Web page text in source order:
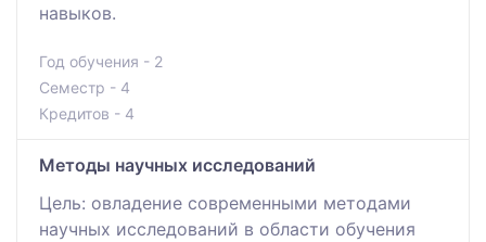
навыков.
Год обучения - 2
Семестр - 4
Кредитов - 4
Методы научных исследований
Цель: овладение современными методами
научных исследований в области обучения